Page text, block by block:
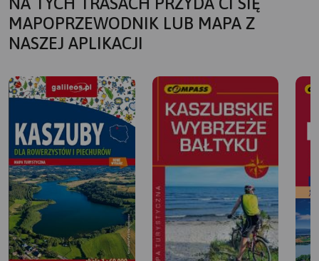
MAPOPRZEWODNIK LUB MAPA Z
NASZEJ APLIKACJI